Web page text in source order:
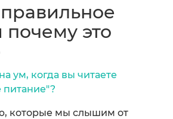
это
ум, когда вы читаете
питание"?
которые мы слышим от